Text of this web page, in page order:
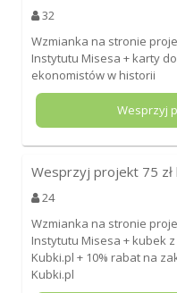
32
Wzmianka na stronie
Instytutu Misesa + karty
ekonomistów w historii
Wesprzyj
Wesprzyj projekt 75
24
Wzmianka na stronie
Instytutu Misesa + kubek
Kubki.pl + 10% rabat na
Kubki.pl